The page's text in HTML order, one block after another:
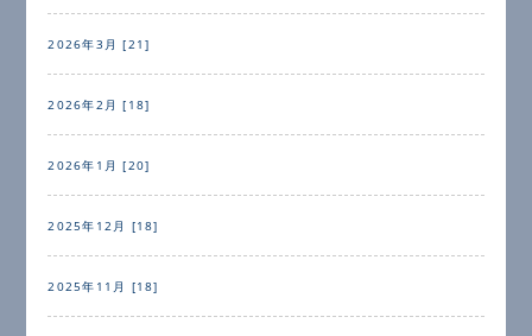
2026年3月 [21]
2026年2月 [18]
2026年1月 [20]
2025年12月 [18]
2025年11月 [18]